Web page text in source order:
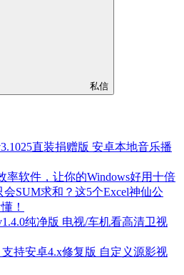
私信
直装捐赠版 安卓本地音乐播
率软件，让你的Windows好用十倍
会SUM求和？这5个Excel神仙公
！
纯净版 电视/车机看高清卫视
支持安卓4.x修复版 自定义源影视